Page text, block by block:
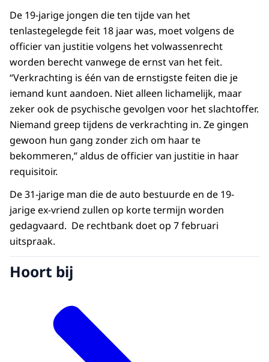
De 19-jarige jongen die ten tijde van het
tenlastegelegde feit 18 jaar was, moet volgens de
officier van justitie volgens het volwassenrecht
worden berecht vanwege de ernst van het feit.
“Verkrachting is één van de ernstigste feiten die je
iemand kunt aandoen. Niet alleen lichamelijk, maar
zeker ook de psychische gevolgen voor het slachtoffer.
Niemand greep tijdens de verkrachting in. Ze gingen
gewoon hun gang zonder zich om haar te
bekommeren,” aldus de officier van justitie in haar
requisitoir.
De 31-jarige man die de auto bestuurde en de 19-
jarige ex-vriend zullen op korte termijn worden
gedagvaard. De rechtbank doet op 7 februari
uitspraak.
Hoort bij